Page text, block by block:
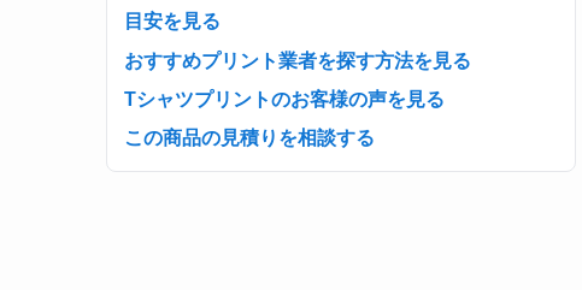
目安を見る
おすすめプリント業者を探す方法を見る
Tシャツプリントのお客様の声を見る
この商品の見積りを相談する